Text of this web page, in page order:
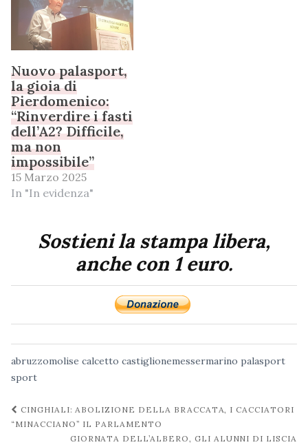
Nuovo palasport,
la gioia di
Pierdomenico:
“Rinverdire i fasti
dell’A2? Difficile,
ma non
impossibile”
15 Marzo 2025
In "In evidenza"
Sostieni la stampa libera,
anche con 1 euro.
abruzzomolise calcetto castiglionemessermarino palasport
sport
Navigazione
post
CINGHIALI: ABOLIZIONE DELLA BRACCATA, I CACCIATORI
“MINACCIANO” IL PARLAMENTO
GIORNATA DELL’ALBERO, GLI ALUNNI DI LISCIA